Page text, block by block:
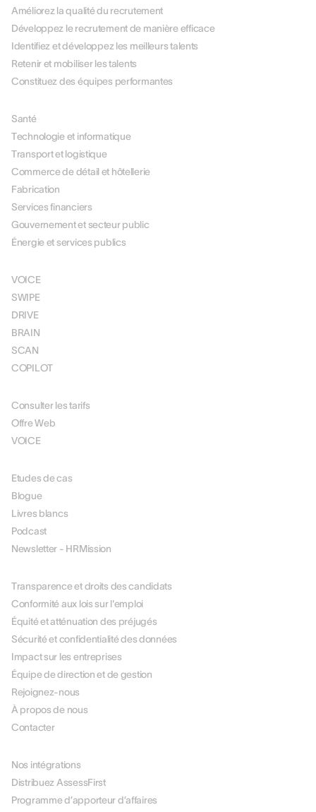
Améliorez la qualité du recrutement
Développez le recrutement de manière efficace
Identifiez et développez les meilleurs talents
Retenir et mobiliser les talents
Constituez des équipes performantes
Santé
Technologie et informatique
Transport et logistique
Commerce de détail et hôtellerie
Fabrication
Services financiers
Gouvernement et secteur public
Énergie et services publics
VOICE
SWIPE
DRIVE
BRAIN
SCAN
COPILOT
Consulter les tarifs
Offre Web
VOICE
Etudes de cas
Blogue
Livres blancs
Podcast
Newsletter - HRMission
Transparence et droits des candidats
Conformité aux lois sur l'emploi
Équité et atténuation des préjugés
Sécurité et confidentialité des données
Impact sur les entreprises
Équipe de direction et de gestion
Rejoignez-nous
À propos de nous
Contacter
Nos intégrations
Distribuez AssessFirst
Programme d’apporteur d’affaires